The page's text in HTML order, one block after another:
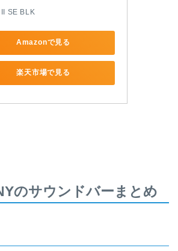
SE BLK
Amazonで見る
楽天市場で見る
のサウンドバーまとめ